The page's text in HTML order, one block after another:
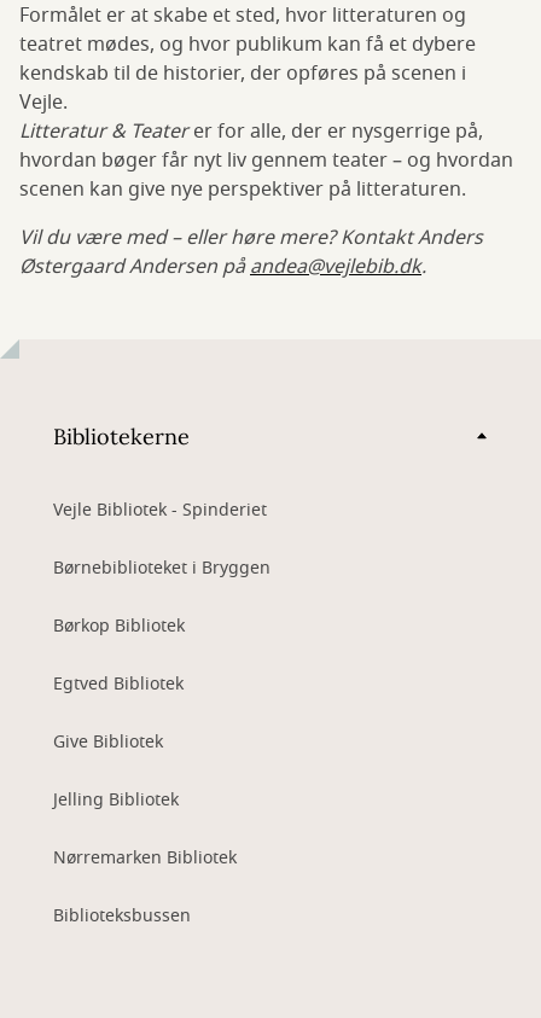
Formålet er atskabe et sted, hvor litteraturen og
teatret mødes, og hvor publikum kan få et dybere
kendskab til de historier, der opføres på scenen i
Vejle.
Litteratur & Teaterer for alle, der er nysgerrige på,
hvordan bøger får nyt liv gennem teater – og hvordan
scenen kan give nye perspektiver på litteraturen.
Vil du være med – eller høre mere? Kontakt Anders
Østergaard Andersen påandea@vejlebib.dk.
Bibliotekerne
Vejle Bibliotek - Spinderiet
Børnebiblioteket i Bryggen
Børkop Bibliotek
Egtved Bibliotek
Give Bibliotek
Jelling Bibliotek
Nørremarken Bibliotek
Biblioteksbussen